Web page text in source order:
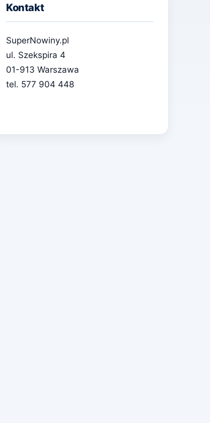
Kontakt
SuperNowiny.pl
ul. Szekspira 4
01-913 Warszawa
tel. 577 904 448